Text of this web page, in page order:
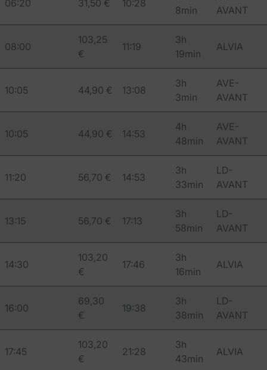
06:20 31,50 € 10:28
8min
AVANT
08:00
103,25
€
11:19
3h
19min
ALVIA
10:05 44,90 € 13:08
3h
3min
AVE-
AVANT
10:05 44,90 € 14:53
4h
48min
AVE-
AVANT
11:20 56,70 € 14:53
3h
33min
LD-
AVANT
13:15 56,70 € 17:13
3h
58min
LD-
AVANT
14:30
103,20
€
17:46
3h
16min
ALVIA
16:00
69,30
€
19:38
3h
38min
LD-
AVANT
17:45
103,20
€
21:28
3h
43min
ALVIA